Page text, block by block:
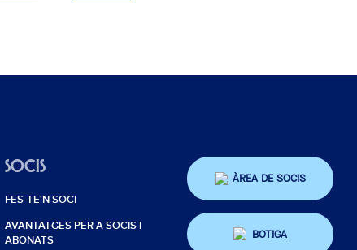
SOCIS
FES-TE'N SOCI
AVANTATGES PER A SOCIS I
ABONATS
ÀREA DE SOCIS
BOTIGA